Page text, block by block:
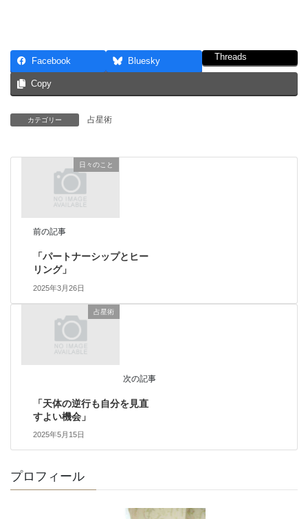
Facebook Bluesky Threads
Copy
カテゴリー 占星術
日々のこと
前の記事
「パートナーシップとヒー
リング」
2025年3月26日
占星術
次の記事
「天体の逆行も自分を見直
すよい機会」
2025年5月15日
プロフィール